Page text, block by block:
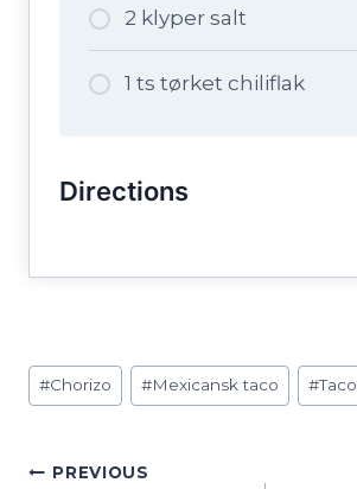
2 klyper salt
1 ts tørket chiliflak
Directions
Post
Tags:
#Chorizo #Mexicansk taco #Taco
Innleggsnavigasjon
PREVIOUS